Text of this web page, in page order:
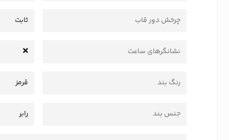
چرخش دور قاب ثابت
نشانگرهای ساعت
رنگ بند قرمز
جنس بند رابر